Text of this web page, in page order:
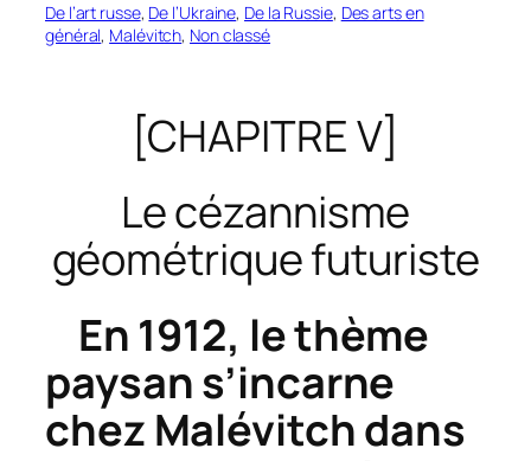
De l’art russe, De l’Ukraine, De la Russie, Des arts en
général, Malévitch, Non classé
[CHAPITRE V]
Le cézannisme
géométrique futuriste
En 1912, le thème
paysan s’incarne
chez Malévitch dans